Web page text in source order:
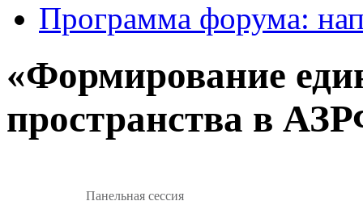
Программа форума:
«Формирование
пространства в
Панельная сессия